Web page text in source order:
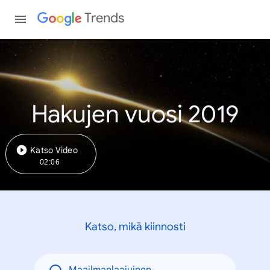
Trends
Hakujen vuosi 2019
Katso Video
02:06
Katso, mikä kiinnosti